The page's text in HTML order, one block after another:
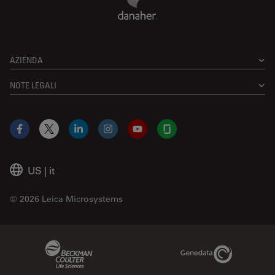
AZIENDA
NOTE LEGALI
US | it
© 2026 Leica Microsystems
Facebook
X LinkedInInstagramYouTubeGlassdoor
Genedata Link